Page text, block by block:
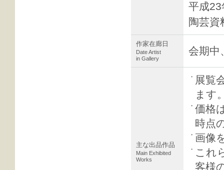
平成
陶芸資
作家在廊日
Date Artist
in Gallery
会期中
主な出品作品
Main Exhibited
Works
・ 展覧
ます
・ 価格
時点
・ 画像
・ これ
客様